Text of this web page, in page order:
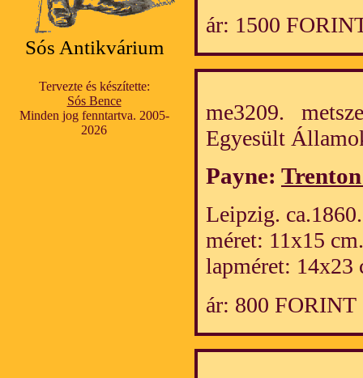
Sós Antikvárium
Tervezte és készítette:
Sós Bence
Minden jog fenntartva. 2005-
2026
ár: 1500
me3209.
Egyesült
Payne:
Leipzig.
méret: 11x15 cm.
lapméret: 14x23
ár: 800 FORINT